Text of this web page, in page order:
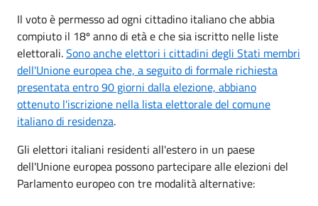
Il voto è permesso ad ogni cittadino italiano che abbia
compiuto il 18º anno di età e che sia iscritto nelle liste
elettorali.Sono anche elettori i cittadini degli Stati membri
dell'Unione europea che, a seguito di formale richiesta
presentata entro 90 giorni dalla elezione, abbiano
ottenuto l'iscrizione nella lista elettorale del comune
italiano di residenza.
Gli elettori italiani residenti all'estero in un paese
dell'Unione europea possono partecipare alle elezioni del
Parlamento europeo con tre modalità alternative: